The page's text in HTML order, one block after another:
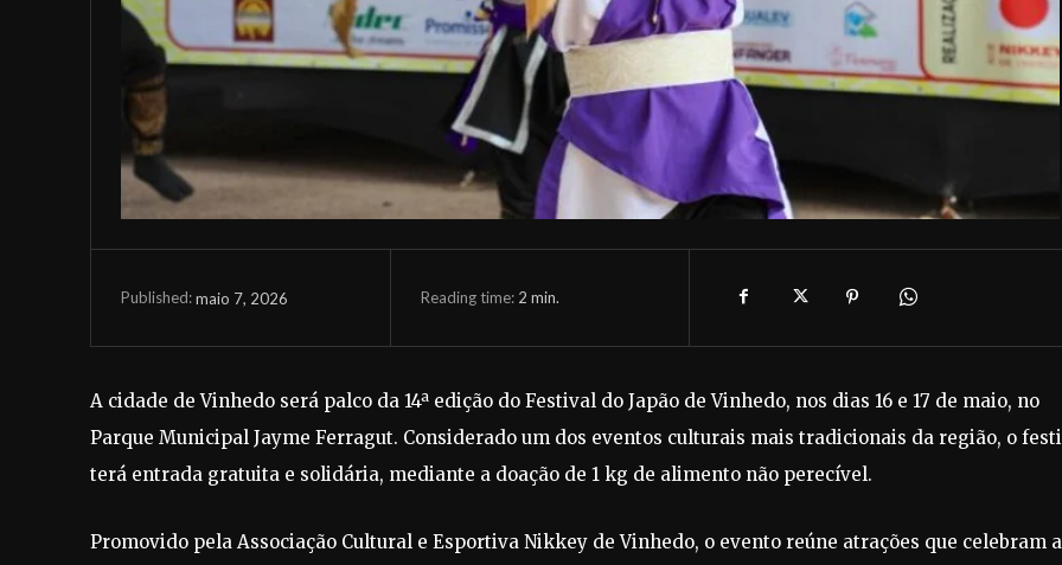
Published:maio 7, 2026 Reading time: 2 min.
A cidade de Vinhedo será palco da 14ª edição do Festival do Japão de Vinhedo, nos dias 16 e 17 de maio, no
Parque Municipal Jayme Ferragut. Considerado um dos eventos culturais mais tradicionais da região, o
terá entrada gratuita e solidária, mediante a doação de 1 kg de alimento não perecível.
Promovido pela Associação Cultural e Esportiva Nikkey de Vinhedo, o evento reúne atrações que celebram a